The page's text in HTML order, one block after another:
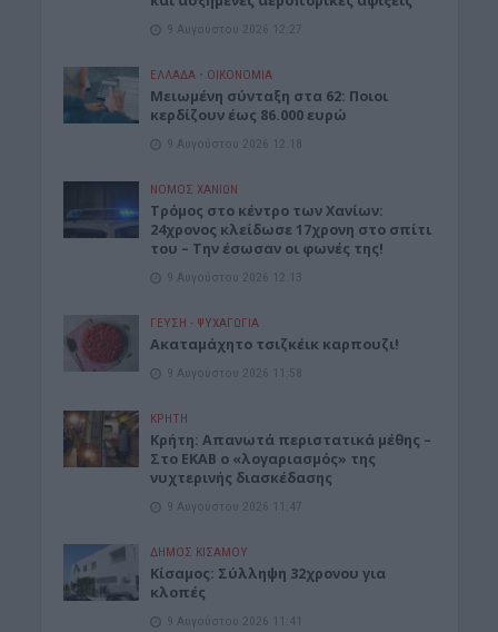
9 Αυγούστου 2026 12:27
ΕΛΛΑΔΑ • ΟΙΚΟΝΟΜΙΑ
Μειωμένη σύνταξη στα 62: Ποιοι
κερδίζουν έως 86.000 ευρώ
9 Αυγούστου 2026 12:18
ΝΟΜΌΣ ΧΑΝΊΩΝ
Τρόμος στο κέντρο των Χανίων:
24χρονος κλείδωσε 17χρονη στο σπίτι
του – Την έσωσαν οι φωνές της!
9 Αυγούστου 2026 12:13
ΓΕΎΣΗ - ΨΥΧΑΓΩΓΊΑ
Ακαταμάχητο τσιζκέικ καρπουζι!
9 Αυγούστου 2026 11:58
ΚΡΗΤΗ
Κρήτη: Απανωτά περιστατικά μέθης –
Στο ΕΚΑΒ ο «λογαριασμός» της
νυχτερινής διασκέδασης
9 Αυγούστου 2026 11:47
ΔΉΜΟΣ ΚΙΣΆΜΟΥ
Κίσαμος: Σύλληψη 32χρονου για
κλοπές
9 Αυγούστου 2026 11:41